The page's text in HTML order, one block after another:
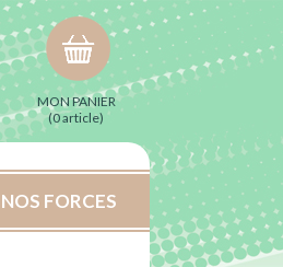
MON PANIER
(0 article)
NOS FORCES